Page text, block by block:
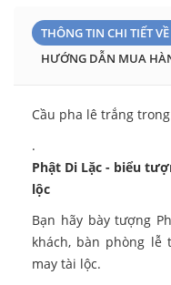
THÔNG TIN CHI TIẾT
HƯỚNG DẪN MUA
Cầu pha lê trắng
.
Phật Di Lặc - biểu
lộc
Bạn hãy bày tượng
khách, bàn phòng lễ
may tài lộc.